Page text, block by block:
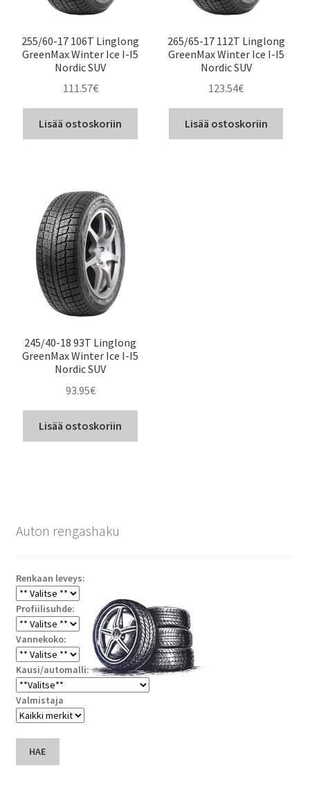
255/60-17 106T Linglong
GreenMax Winter Ice I-I5
Nordic SUV
111.57€
Lisää ostoskoriin
265/65-17 112T Linglong
GreenMax Winter Ice I-I5
Nordic SUV
123.54€
Lisää ostoskoriin
245/40-18 93T Linglong
GreenMax Winter Ice I-I5
Nordic SUV
93.95€
Lisää ostoskoriin
Auton rengashaku
Renkaan leveys:
Profiilisuhde:
Vannekoko:
Kausi/automalli:
Valmistaja
HAE